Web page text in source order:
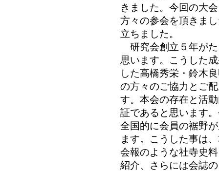
きました。今回の大
方々の参会を頂きま
立ちました。
研究会創立５年が
思います。こうした
した高橋秀栄・鈴木
の方々のご協力とご
す。本会の存在と活
証であると思います
全国的に会員の裾野
ます。こうした事は
会報のような社寺史
紹介、さらには会誌